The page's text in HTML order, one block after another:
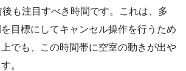
も注目すべき時間です。これは、多
目標にしてキャンセル操作を行うため
でも、この時間帯に空室の動きが出や
。